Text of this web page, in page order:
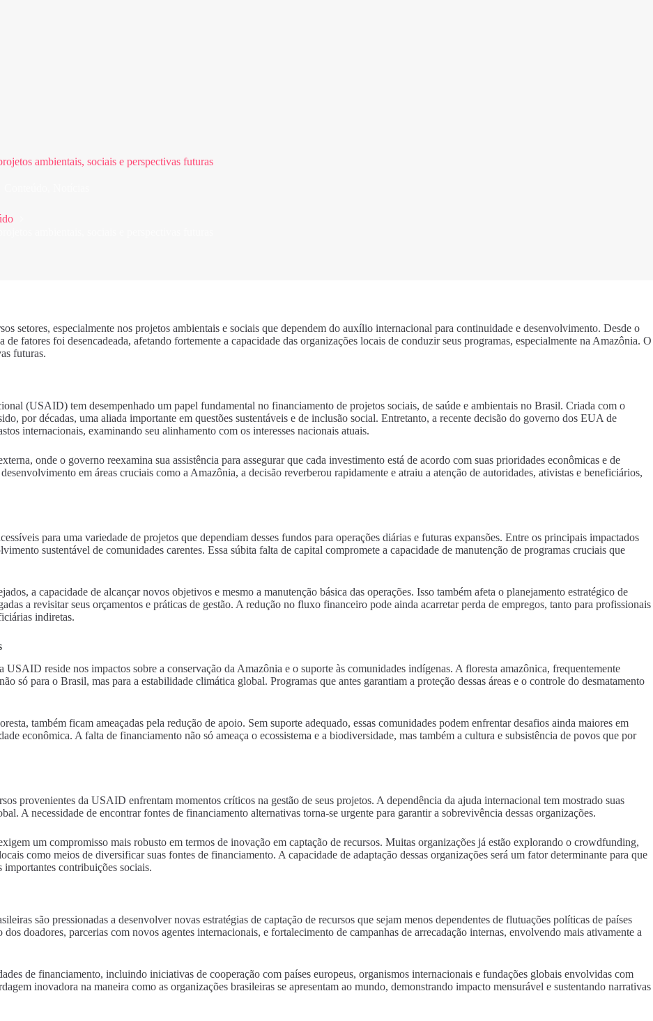
ambientais, sociais e perspectivas futuras
setores, especialmente nos projetos ambientais e sociais que dependem do auxílio internacional para continuidade e desenvolvimento. Desde o
fatores foi desencadeada, afetando fortemente a capacidade das organizações locais de conduzir seus programas, especialmente na Amazônia. O
futuras.
(USAID) tem desempenhado um papel fundamental no financiamento de projetos sociais, de saúde e ambientais no Brasil. Criada com o
por décadas, uma aliada importante em questões sustentáveis e de inclusão social. Entretanto, a recente decisão do governo dos EUA de
internacionais, examinando seu alinhamento com os interesses nacionais atuais.
onde o governo reexamina sua assistência para assegurar que cada investimento está de acordo com suas prioridades econômicas e de
em áreas cruciais como a Amazônia, a decisão reverberou rapidamente e atraiu a atenção de autoridades, ativistas e beneficiários,
para uma variedade de projetos que dependiam desses fundos para operações diárias e futuras expansões. Entre os principais impactados
sustentável de comunidades carentes. Essa súbita falta de capital compromete a capacidade de manutenção de programas cruciais que
a capacidade de alcançar novos objetivos e mesmo a manutenção básica das operações. Isso também afeta o planejamento estratégico de
a revisitar seus orçamentos e práticas de gestão. A redução no fluxo financeiro pode ainda acarretar perda de empregos, tanto para profissionais
indiretas.
USAID reside nos impactos sobre a conservação da Amazônia e o suporte às comunidades indígenas. A floresta amazônica, frequentemente
só para o Brasil, mas para a estabilidade climática global. Programas que antes garantiam a proteção dessas áreas e o controle do desmatamento
também ficam ameaçadas pela redução de apoio. Sem suporte adequado, essas comunidades podem enfrentar desafios ainda maiores em
econômica. A falta de financiamento não só ameaça o ecossistema e a biodiversidade, mas também a cultura e subsistência de povos que por
provenientes da USAID enfrentam momentos críticos na gestão de seus projetos. A dependência da ajuda internacional tem mostrado suas
A necessidade de encontrar fontes de financiamento alternativas torna-se urgente para garantir a sobrevivência dessas organizações.
um compromisso mais robusto em termos de inovação em captação de recursos. Muitas organizações já estão explorando o crowdfunding,
como meios de diversificar suas fontes de financiamento. A capacidade de adaptação dessas organizações será um fator determinante para que
importantes contribuições sociais.
são pressionadas a desenvolver novas estratégias de captação de recursos que sejam menos dependentes de flutuações políticas de países
doadores, parcerias com novos agentes internacionais, e fortalecimento de campanhas de arrecadação internas, envolvendo mais ativamente a
de financiamento, incluindo iniciativas de cooperação com países europeus, organismos internacionais e fundações globais envolvidas com
inovadora na maneira como as organizações brasileiras se apresentam ao mundo, demonstrando impacto mensurável e sustentando narrativas